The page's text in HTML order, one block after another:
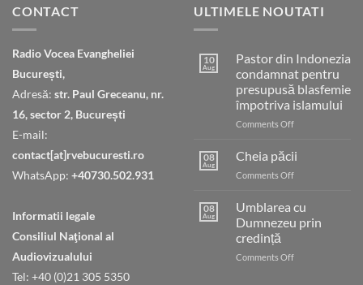
CONTACT
Radio Vocea Evangheliei
București,
Adresă: str. Paul Greceanu, nr.
16, sector 2, București
E-mail:
contact[at]rvebucuresti.ro
WhatsApp: +40730.502.931
Informatii legale
Consiliul Naţional al
Audiovizualului
Tel: +40 (0)21 305 5350
ULTIMELE NOUTATI
10
Aug
Pastor din Indonezia
condamnat pentru
presupusă blasfemie
împotriva islamului
Comments Offon
din
presupusă
blasfemie
08
Aug
Cheia păcii
Comments Offon
08
Aug
Umblarea cu
Dumnezeu prin
credință
Comments Offon